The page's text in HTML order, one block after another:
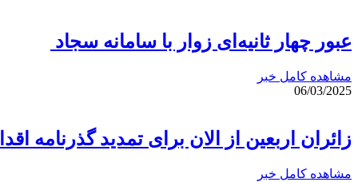
عبور چهار ثانیه‌ای زوار با سامانه سجاد
مشاهده کامل خبر
06/03/2025
زائران اربعین از الان برای تمدید گذرنامه
مشاهده کامل خبر